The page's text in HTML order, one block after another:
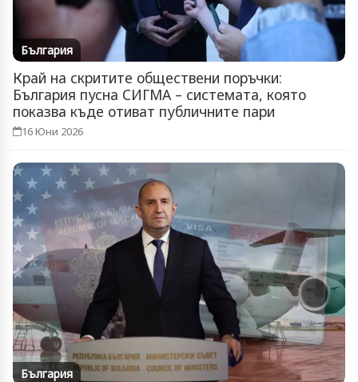
България
Край на скритите обществени поръчки:
България пусна СИГМА – системата, която
показва къде отиват публичните пари
16 Юни 2026
България